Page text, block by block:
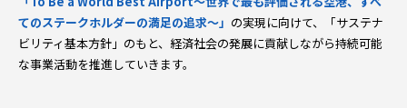
てのステークホルダーの満足の追求～」 の実現に向けて、「サステナ
ビリティ基本方針」のもと、経済社会の発展に貢献しながら持続可能
な事業活動を推進していきます。